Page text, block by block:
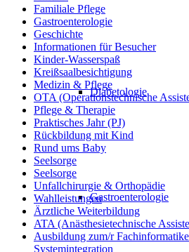
Diabetologie
Gastroenterologie
Familiale Pflege
Gastroenterologie
Geschichte
Informationen für Besucher
Kinder-Wasserspaß
Kreißsaalbesichtigung
Medizin & Pflege
OTA (Operationstechnische
Pflege & Therapie
Praktisches Jahr (PJ)
Rückbildung mit Kind
Rund ums Baby
Seelsorge
Seelsorge
Unfallchirurgie & Orthopädie
Wahlleistungen
Ärztliche Weiterbildung
ATA (Anästhesietechnische
Ausbildung zum/r
Systemintegration